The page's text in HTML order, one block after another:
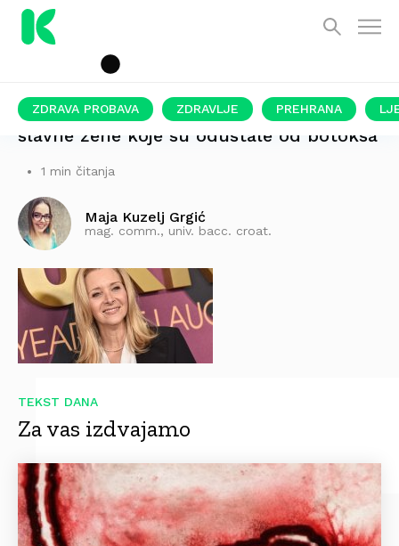
ZDRAVA PROBAVA ZDRAVLJE PREHRANA
slavne žene koje su odustale od botoksa
1 min čitanja
Maja Kuzelj Grgić
mag. comm., univ. bacc. croat.
TEKST DANA
Za vas izdvajamo